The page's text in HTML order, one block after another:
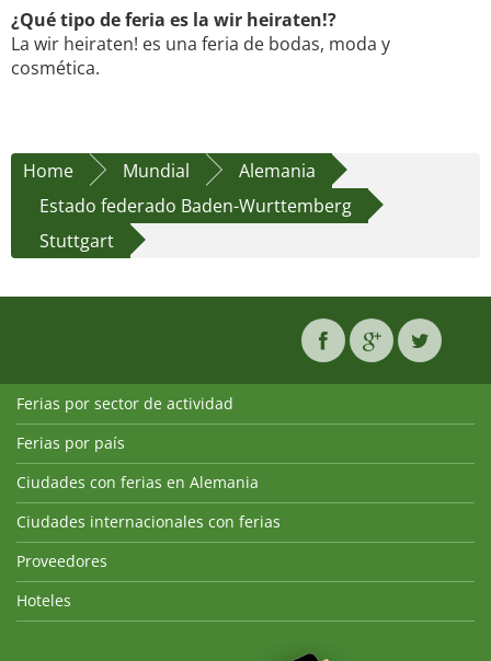
¿Qué tipo de feria es la wir heiraten!?
La wir heiraten! es una feria de bodas, moda y
cosmética.
Home Mundial
Alemania
Estado federado Baden-Wurttemberg
Stuttgart
Ferias por sector de actividad
Ferias por país
Ciudades con ferias en Alemania
Ciudades internacionales con ferias
Proveedores
Hoteles